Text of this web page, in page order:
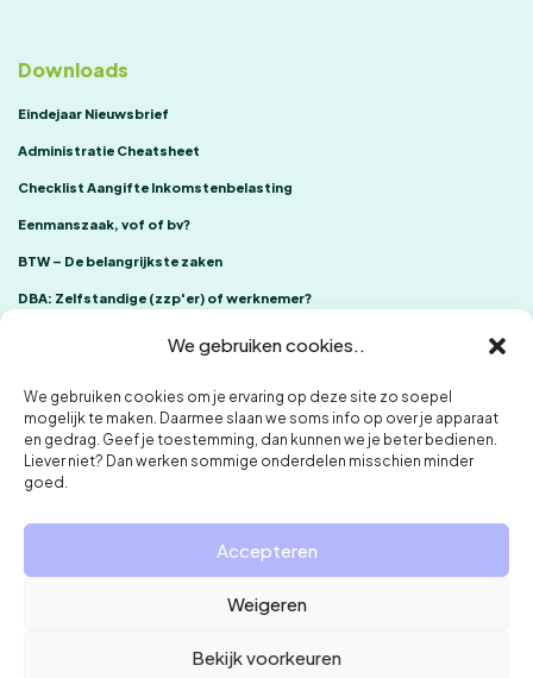
We gebruiken cookies..
We gebruiken cookies om je ervaring op deze site zo soepel
mogelijk te maken. Daarmee slaan we soms info op over je apparaat
en gedrag. Geef je toestemming, dan kunnen we je beter bedienen.
Liever niet? Dan werken sommige onderdelen misschien minder
goed.
Accepteren
Weigeren
Bekijk voorkeuren
Downloads
Eindejaar Nieuwsbrief
Administratie Cheatsheet
Checklist Aangifte Inkomstenbelasting
Eenmanszaak, vof of bv?
BTW – De belangrijkste zaken
DBA: Zelfstandige (zzp'er) of werknemer?
ONE Accountants
Privacybeleid en cookies
Syfers Administratie & Advies is aangesloten bij de NOAB